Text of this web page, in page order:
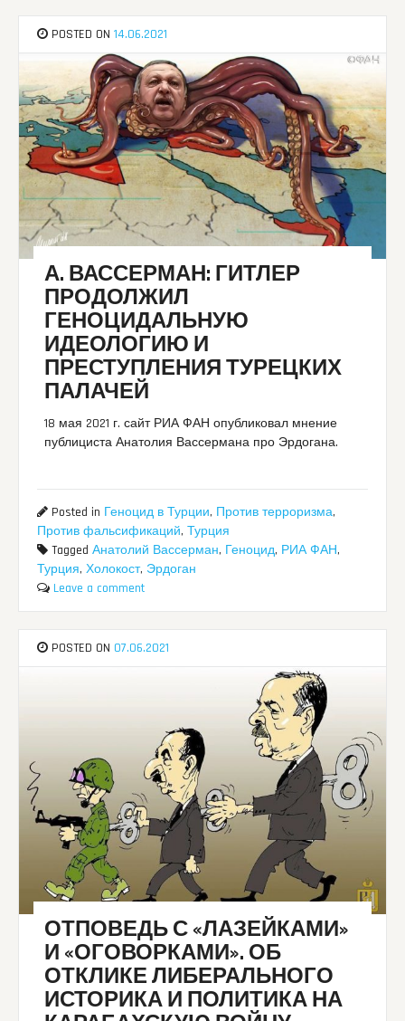
POSTED ON14.06.2021
А. ВАССЕРМАН: ГИТЛЕР
ПРОДОЛЖИЛ
ГЕНОЦИДАЛЬНУЮ
ИДЕОЛОГИЮ И
ПРЕСТУПЛЕНИЯ ТУРЕЦКИХ
ПАЛАЧЕЙ
18 мая 2021 г. сайт РИА ФАН опубликовал мнение
публициста Анатолия Вассермана про Эрдогана.
Posted in Геноцид в Турции, Против терроризма,
Против фальсификаций,Турция
TaggedАнатолий Вассерман, Геноцид, РИА ФАН,
Турция,Холокост, Эрдоган
Leave a comment
POSTED ON 07.06.2021
ОТПОВЕДЬ С «ЛАЗЕЙКАМИ»
И «ОГОВОРКАМИ». ОБ
ОТКЛИКЕ ЛИБЕРАЛЬНОГО
ИСТОРИКА И ПОЛИТИКА НА